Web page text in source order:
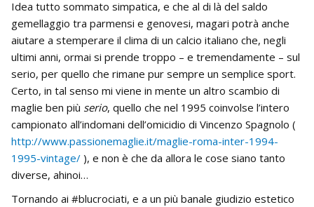
Idea tutto sommato simpatica, e che al di là del saldo
gemellaggio tra parmensi e genovesi, magari potrà anche
aiutare a stemperare il clima di un calcio italiano che, negli
ultimi anni, ormai si prende troppo – e tremendamente – sul
serio, per quello che rimane pur sempre un semplice sport.
Certo, in tal senso mi viene in mente un altro scambio di
maglie ben più serio, quello che nel 1995 coinvolse l’intero
campionato all’indomani dell’omicidio di Vincenzo Spagnolo (
http://www.passionemaglie.it/maglie-roma-inter-1994-
1995-vintage/ ), e non è che da allora le cose siano tanto
diverse, ahinoi…
Tornando ai #blucrociati, e a un più banale giudizio estetico